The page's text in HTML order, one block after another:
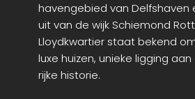
havengebied van Delfshaven
uit van de wijk Schiemond
Lloydkwartier staat bekend
luxe huizen, unieke ligging
rijke historie.